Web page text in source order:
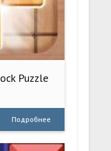
Puzzle
Подробнее